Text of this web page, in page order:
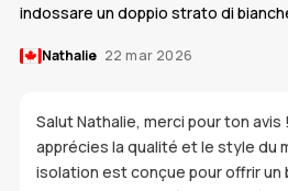
indossare un doppio strato di
Nathalie 22 mar 2026
Salut Nathalie, merci pour ton avis
apprécies la qualité et le style du
isolation est conçue pour offrir un